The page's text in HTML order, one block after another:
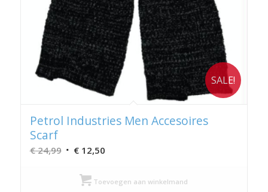
SALE!
Petrol Industries Men Accesoires
Scarf
€24,99 Oorspronkelijke
was:
€12,50Huidige
Toevoegen aan winkelmand